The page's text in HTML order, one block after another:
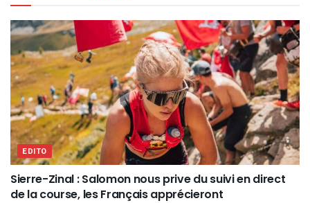
EDITO
Sierre-Zinal : Salomon nous prive du suivi en direct
de la course, les Français apprécieront